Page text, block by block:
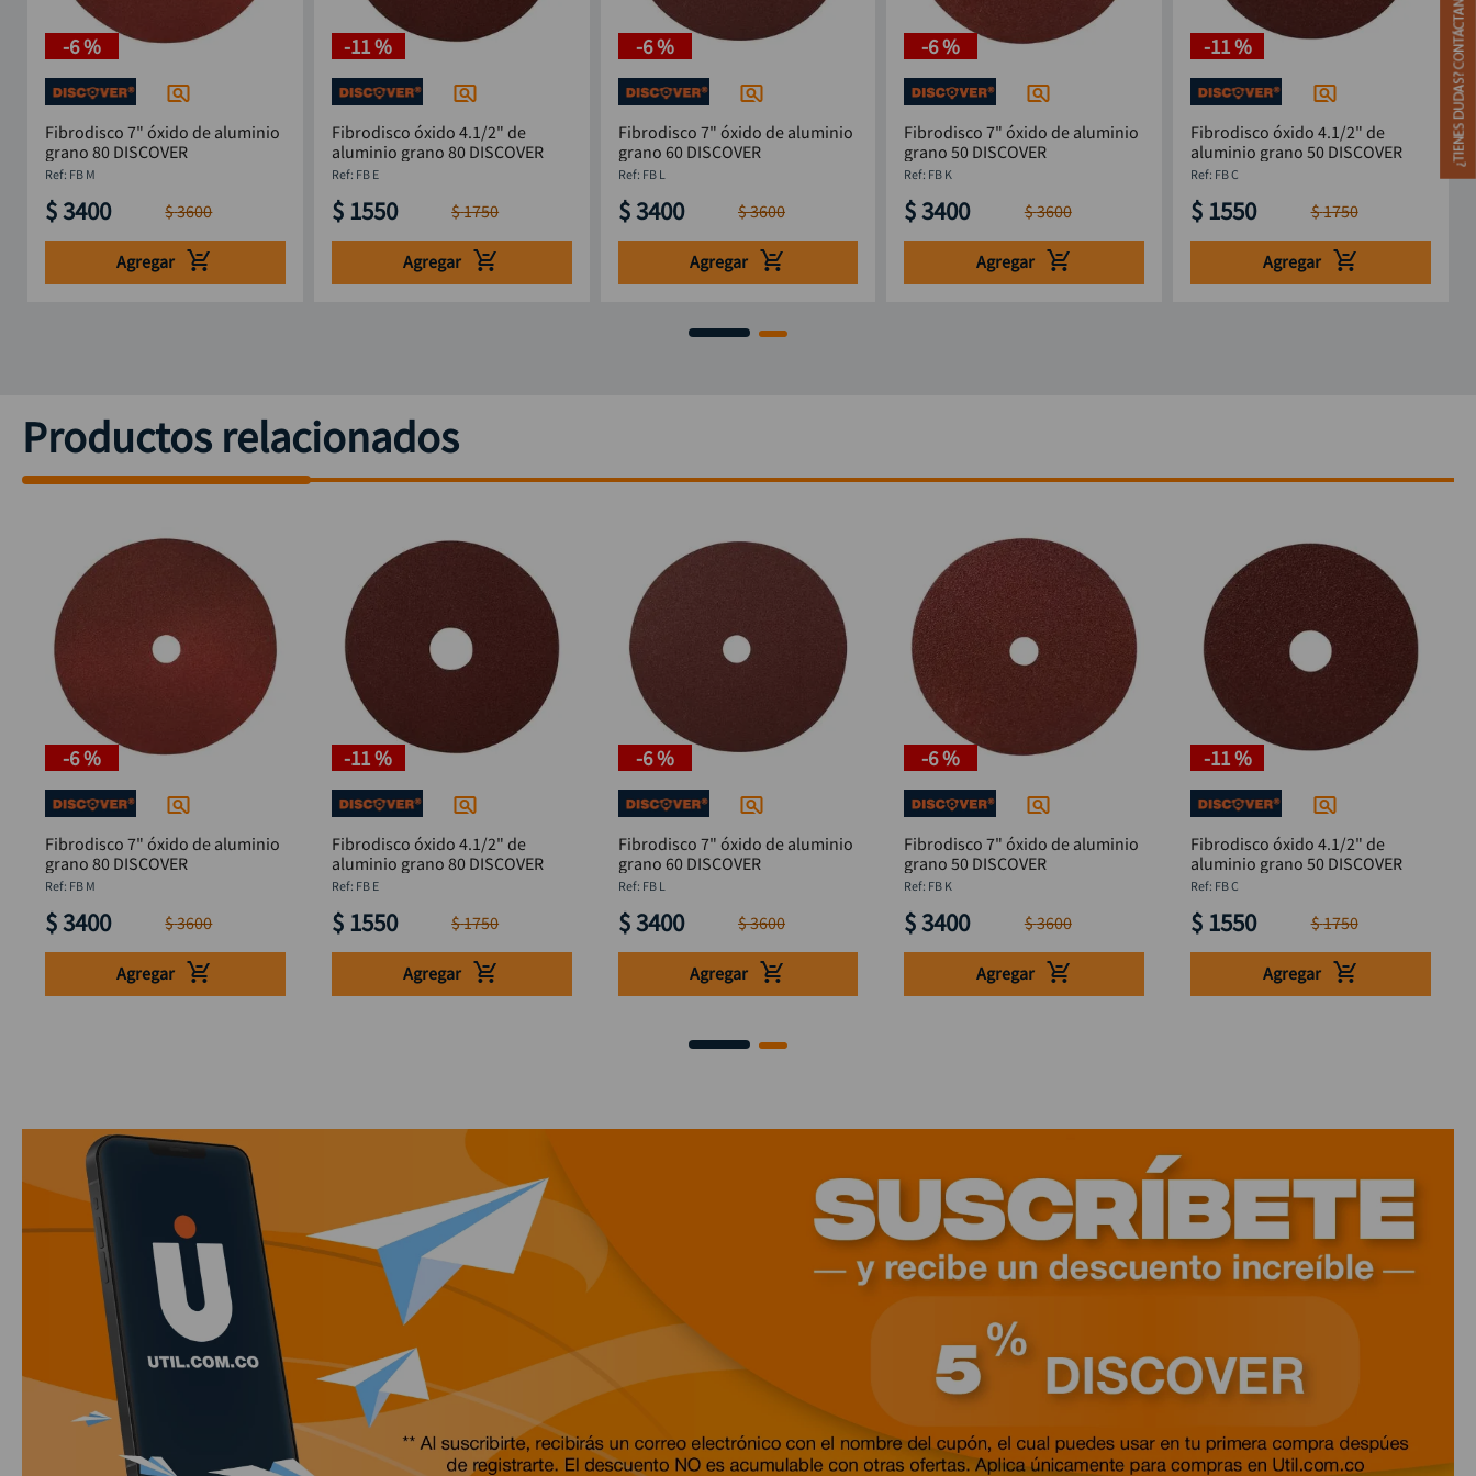
-6 %
Fibrodisco 7" óxido de aluminio
grano 80 DISCOVER
: FB M
$3400 $3600
Agregar
-11 %
Fibrodisco óxido 4.1/2" de
aluminio grano 80 DISCOVER
: FB E
$ 1550 $1750
Agregar
-6 %
Fibrodisco 7" óxido de aluminio
grano 60 DISCOVER
: FB L
$3400 $3600
Agregar
-6 %
Fibrodisco 7" óxido de aluminio
grano 50 DISCOVER
: FB K
$3400 $3600
Agregar
-11 %
Fibrodisco óxido 4.1/2" de
aluminio grano 50 DISCOVER
: FB C
$ 1550 $1750
Agregar
Productos relacionados
-6 %
Fibrodisco 7" óxido de aluminio
grano 80 DISCOVER
: FB M
$3400 $3600
Agregar
-11 %
Fibrodisco óxido 4.1/2" de
aluminio grano 80 DISCOVER
: FB E
$ 1550 $1750
Agregar
-6 %
Fibrodisco 7" óxido de aluminio
grano 60 DISCOVER
: FB L
$3400 $3600
Agregar
-6 %
Fibrodisco 7" óxido de aluminio
grano 50 DISCOVER
: FB K
$3400 $3600
Agregar
-11 %
Fibrodisco óxido 4.1/2" de
aluminio grano 50 DISCOVER
: FB C
$ 1550 $1750
Agregar